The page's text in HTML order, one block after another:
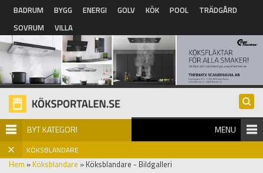
Hoppa till huvudinnehåll
BADRUM BYGG ENERGI GOLV KÖK POOL
TRÄDGÅRD
SOVRUM
VILLA
BYT KATEGORI MENU
KÖKSBLANDARE
Hem » Köksblandare » Köksblandare - Bildgalleri